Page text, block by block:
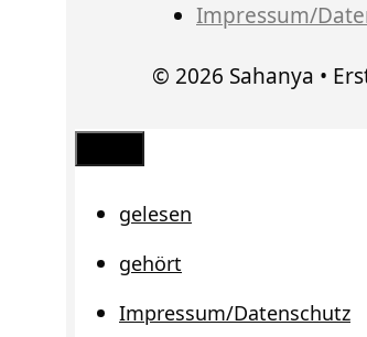
Impressum/
© 2026 Sahanya •
gelesen
gehört
Impressum/Datenschutz